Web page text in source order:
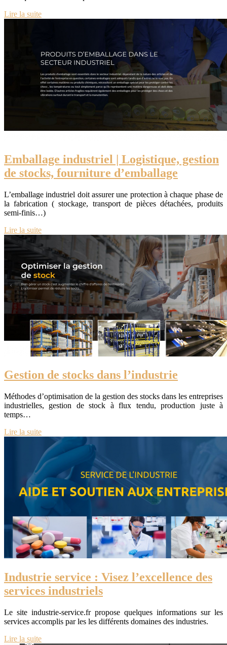
Lire la suite
Emballage industriel | Logistique, gestion
de stocks, fourniture d’emballage
L’emballage industriel doit assurer une protection à chaque phase de
la fabrication ( stockage, transport de pièces détachées, produits
semi-finis…)
Lire la suite
Gestion de stocks dans l’industrie
Méthodes d’optimisation de la gestion des stocks dans les entreprises
industrielles, gestion de stock à flux tendu, production juste à
temps…
Lire la suite
Industrie service : Visez l’excellence des
services industriels
Le site industrie-service.fr propose quelques informations sur les
services accomplis par les les différents domaines des industries.
Lire la suite